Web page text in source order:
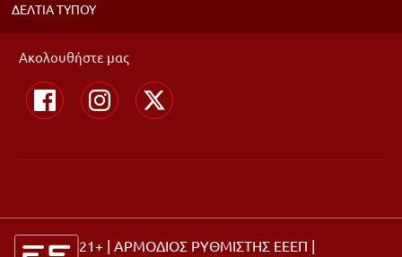
ΔΕΛΤΙΑ ΤΥΠΟΥ
Ακολουθήστε μας
21+ | ΑΡΜΟΔΙΟΣ ΡΥΘΜΙΣΤΗΣ ΕΕΕΠ |